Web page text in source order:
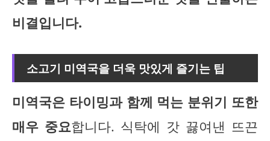
비결입니다.
소고기 미역국을 더욱 맛있게 즐기는 팁
미역국은 타이밍과 함께 먹는 분위기 또한
매우 중요합니다. 식탁에 갓 끓여낸 뜨끈